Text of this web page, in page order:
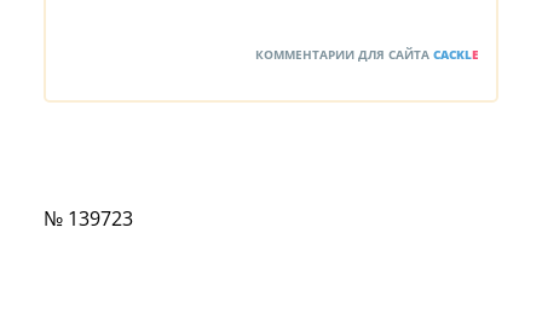
КОММЕНТАРИИ ДЛЯ САЙТА CACKLE
№ 139723